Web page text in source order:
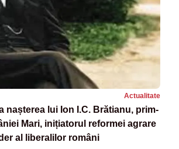
Actualitate
nașterea lui Ion I.C. Brătianu, prim-
Mari, inițiatorul reformei agrare
al liberalilor români